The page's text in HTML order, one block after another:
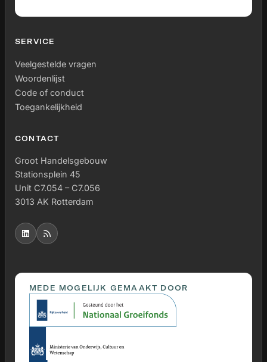
SERVICE
Veelgestelde vragen
Woordenlijst
Code of conduct
Toegankelijkheid
CONTACT
Groot Handelsgebouw
Stationsplein 45
Unit C7.054 – C7.056
3013 AK Rotterdam
MEDE MOGELIJK GEMAAKT DOOR